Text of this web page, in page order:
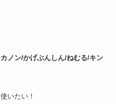
ノン/かげぶんしん/ねむる/キン
いたい！